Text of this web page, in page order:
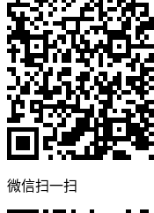
微信扫一扫